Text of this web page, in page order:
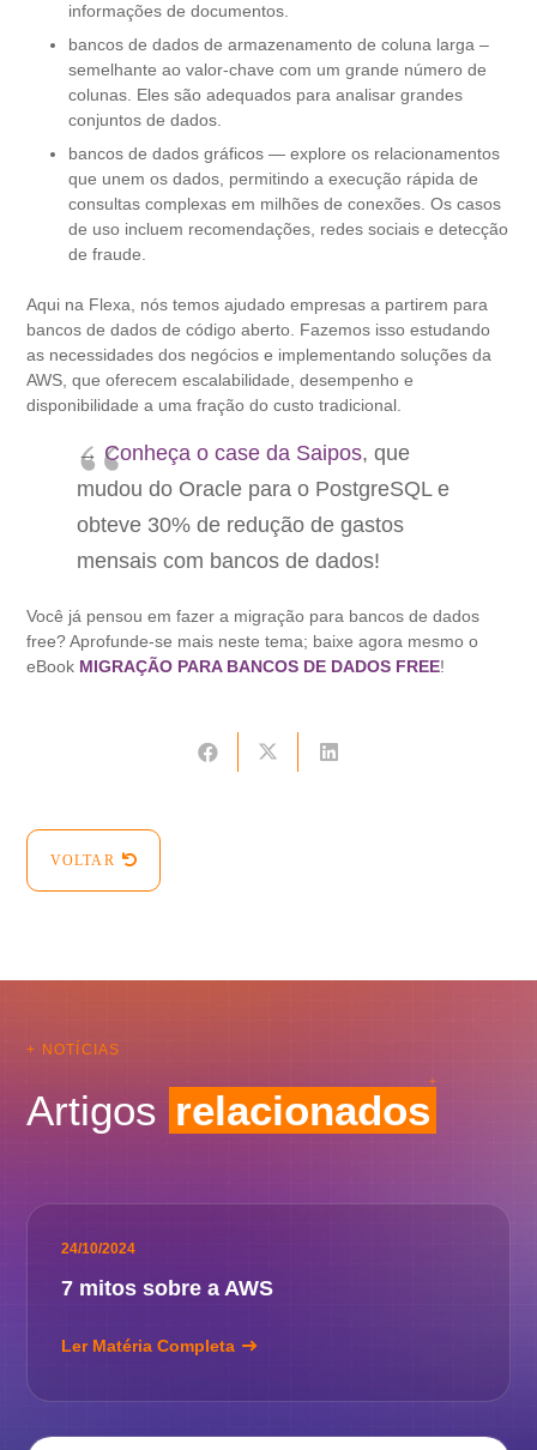
informações de documentos.
bancos de dados de armazenamento de coluna larga –
semelhante ao valor-chave com um grande número de
colunas. Eles são adequados para analisar grandes
conjuntos de dados.
bancos de dados gráficos — explore os relacionamentos
que unem os dados, permitindo a execução rápida de
consultas complexas em milhões de conexões. Os casos
de uso incluem recomendações, redes sociais e detecção
de fraude.
Aqui na Flexa, nós temos ajudado empresas a partirem para
bancos de dados de código aberto. Fazemos isso estudando
as necessidades dos negócios e implementando soluções da
AWS, que oferecem escalabilidade, desempenho e
disponibilidade a uma fração do custo tradicional.
→Conheça o case da Saipos, que
mudou do Oracle para o PostgreSQL e
obteve 30% de redução de gastos
mensais com bancos de dados!
Você já pensou em fazer a migração para bancos de dados
free? Aprofunde-se mais neste tema; baixe agora mesmo o
eBook MIGRAÇÃO PARA BANCOS DE DADOS FREE!
VOLTAR
+ NOTÍCIAS
Artigos relacionados
24/10/2024
7 mitos sobre a AWS
Ler Matéria Completa